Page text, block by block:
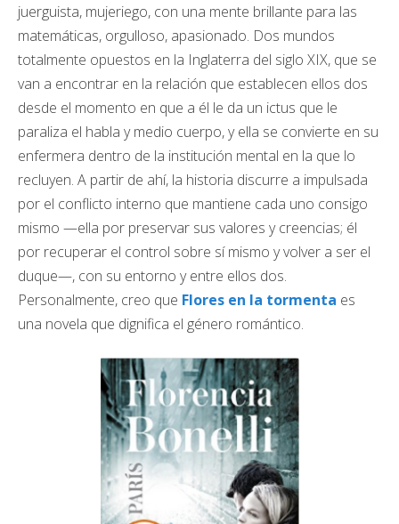
juerguista, mujeriego, con una mente brillante para las
matemáticas, orgulloso, apasionado. Dos mundos
totalmente opuestos en la Inglaterra del siglo XIX, que se
van a encontrar en la relación que establecen ellos dos
desde el momento en que a él le da un ictus que le
paraliza el habla y medio cuerpo, y ella se convierte en su
enfermera dentro de la institución mental en la que lo
recluyen. A partir de ahí, la historia discurre a impulsada
por el conflicto interno que mantiene cada uno consigo
mismo —ella por preservar sus valores y creencias; él
por recuperar el control sobre sí mismo y volver a ser el
duque—, con su entorno y entre ellos dos.
Personalmente, creo que Flores en la tormenta es
una novela que dignifica el género romántico.